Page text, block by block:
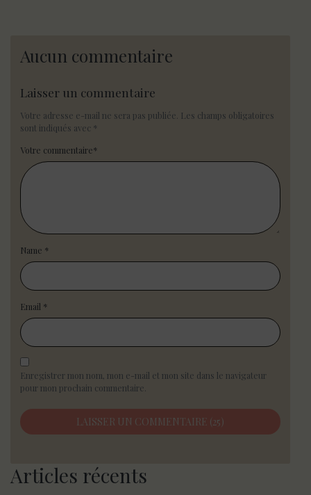
Aucun commentaire
Laisser un commentaire
Votre adresse e-mail ne sera pas publiée. Les champs obligatoires
sont indiqués avec *
Votre commentaire*
Name *
Email *
Enregistrer mon nom, mon e-mail et mon site dans le navigateur
pour mon prochain commentaire.
Articles récents